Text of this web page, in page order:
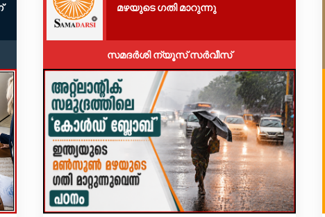
മഴയുടെ ഗതി മാറുന്നു
സമദർശി ന്യൂസ് സർവീസ്